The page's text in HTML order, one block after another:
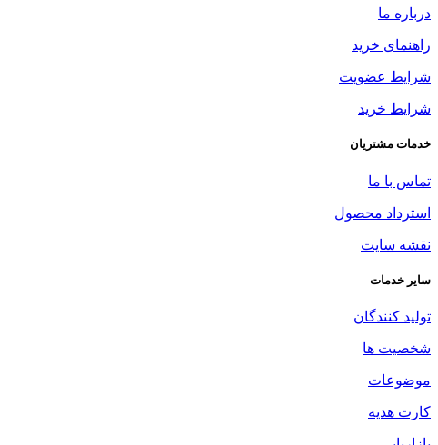
درباره ما
راهنمای خرید
شرایط عضویت
شرایط خرید
خدمات مشتریان
تماس با ما
استرداد محصول
نقشه سایت
سایر خدمات
تولید کنندگان
شخصیت ها
موضوعات
کارت هدیه